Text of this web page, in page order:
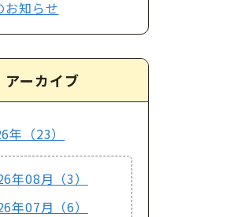
お知らせ
アーカイブ
年（23）
年08月（3）
年07月（6）